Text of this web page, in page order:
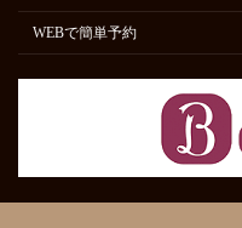
WEBで簡単予約